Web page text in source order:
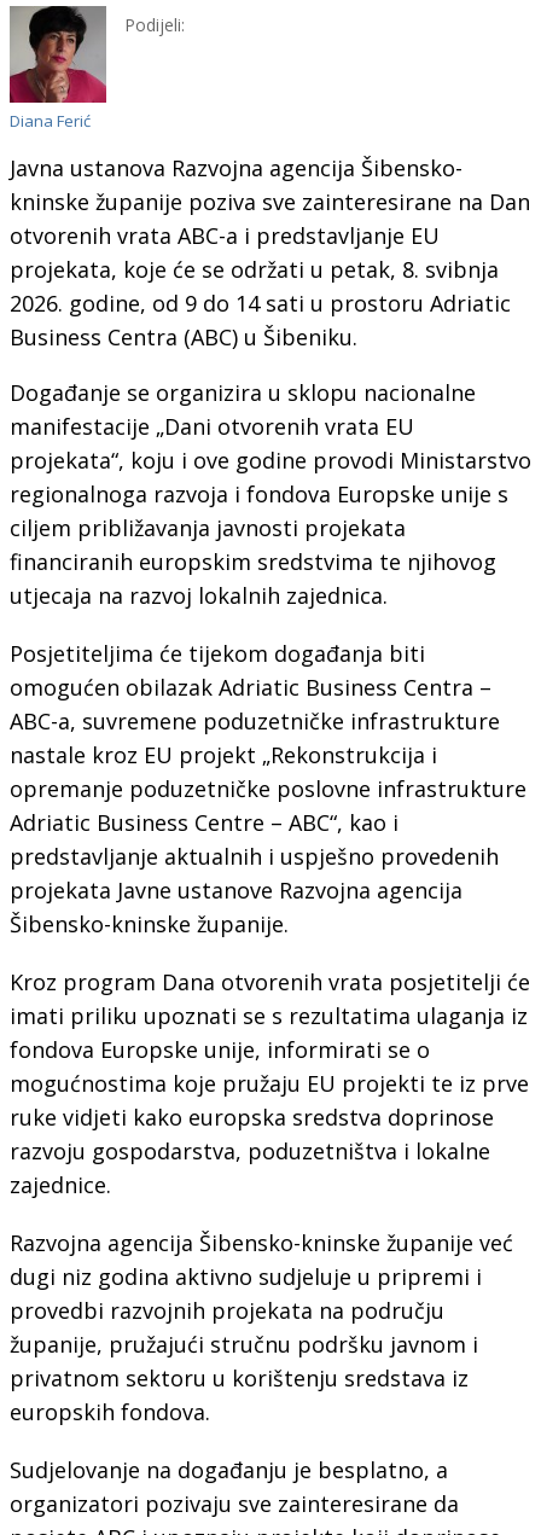
Diana Ferić
Podijeli:
Javna ustanova Razvojna agencija Šibensko-
kninske županije poziva sve zainteresirane na Dan
otvorenih vrata ABC-a i predstavljanje EU
projekata, koje će se održati u petak, 8. svibnja
2026. godine, od 9 do 14 sati u prostoru Adriatic
Business Centra (ABC) u Šibeniku.
Događanje se organizira u sklopu nacionalne
manifestacije „Dani otvorenih vrata EU
projekata“, koju i ove godine provodi Ministarstvo
regionalnoga razvoja i fondova Europske unije s
ciljem približavanja javnosti projekata
financiranih europskim sredstvima te njihovog
utjecaja na razvoj lokalnih zajednica.
Posjetiteljima će tijekom događanja biti
omogućen obilazak Adriatic Business Centra –
ABC-a, suvremene poduzetničke infrastrukture
nastale kroz EU projekt „Rekonstrukcija i
opremanje poduzetničke poslovne infrastrukture
Adriatic Business Centre – ABC“, kao i
predstavljanje aktualnih i uspješno provedenih
projekata Javne ustanove Razvojna agencija
Šibensko-kninske županije.
Kroz program Dana otvorenih vrata posjetitelji će
imati priliku upoznati se s rezultatima ulaganja iz
fondova Europske unije, informirati se o
mogućnostima koje pružaju EU projekti te iz prve
ruke vidjeti kako europska sredstva doprinose
razvoju gospodarstva, poduzetništva i lokalne
zajednice.
Razvojna agencija Šibensko-kninske županije već
dugi niz godina aktivno sudjeluje u pripremi i
provedbi razvojnih projekata na području
županije, pružajući stručnu podršku javnom i
privatnom sektoru u korištenju sredstava iz
europskih fondova.
Sudjelovanje na događanju je besplatno, a
organizatori pozivaju sve zainteresirane da